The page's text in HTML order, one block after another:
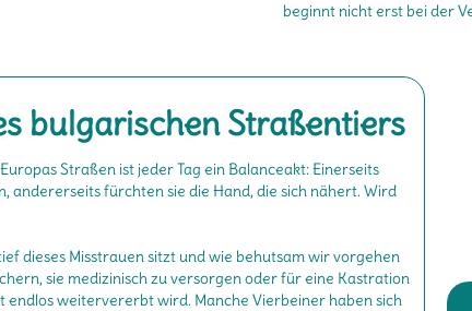
beginnt nicht erst bei der
bulgarischen Straßentiers
Straßen ist jeder Tag ein Balanceakt: Einerseits
andererseits fürchten sie die Hand, die sich nähert. Wird
dieses Misstrauen sitzt und wie behutsam wir vorgehen
sie medizinisch zu versorgen oder für eine Kastration
endlos weitervererbt wird. Manche Vierbeiner haben sich